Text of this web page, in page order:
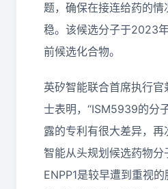
题，确保在接连给药的情
稳。该候选分子于2023
前候选化合物。
英矽智能联合首席执行
士表明，“ISM5939的分
露的专利有很大差异，
智能从头规划候选药物
ENPP1是较早遭到重视